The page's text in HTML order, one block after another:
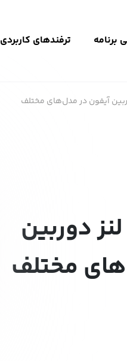
برنامه ترفندهای کاربردی
آیفون در مدل‌های مختلف
دوربین
مختلف